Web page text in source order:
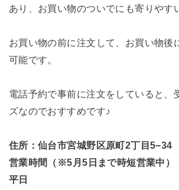
あり、お買い物のついでにも寄りやす
お買い物の前に注文して、お買い物後
可能です。
電話予約で事前に注文をしていると、
ズなのでおすすめです♪
住所：仙台市宮城野区原町2丁目5−34
営業時間（※5月5日まで時短営業中）
平日